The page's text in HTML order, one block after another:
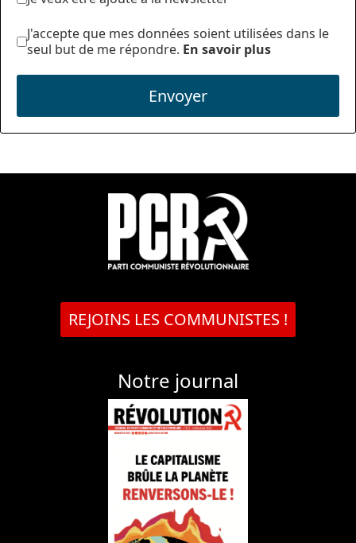
J'accepte que mes données soient utilisées dans le
seul but de me répondre. En savoir plus
Envoyer
REJOINS LES COMMUNISTES !
Notre journal